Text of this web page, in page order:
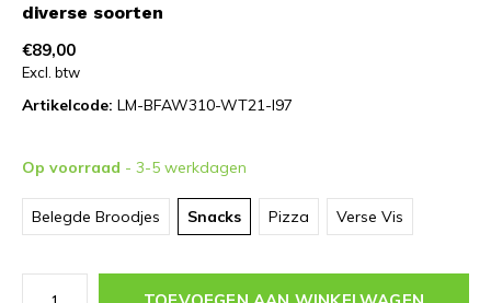
diverse soorten
€89,00
Excl. btw
Artikelcode: LM-BFAW310-WT21-I97
Op voorraad - 3-5 werkdagen
Belegde Broodjes Snacks Pizza Verse Vis